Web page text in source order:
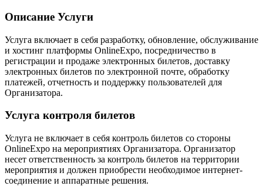
Описание Услуги
Услуга включает в себя разработку, обновление, обслуживание
и хостинг платформы OnlineExpo, посредничество в
регистрации и продаже электронных билетов, доставку
электронных билетов по электронной почте, обработку
платежей, отчетность и поддержку пользователей для
Организатора.
Услуга контроля билетов
Услуга не включает в себя контроль билетов со стороны
OnlineExpo на мероприятиях Организатора. Организатор
несет ответственность за контроль билетов на территории
мероприятия и должен приобрести необходимое интернет-
соединение и аппаратные решения.